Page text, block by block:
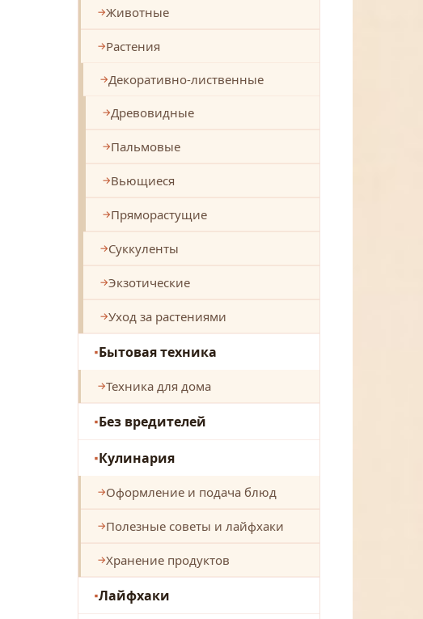
Животные
Растения
Декоративно-лиственные
Древовидные
Пальмовые
Вьющиеся
Пряморастущие
Суккуленты
Экзотические
Уход за растениями
Бытовая техника
Техника для дома
Без вредителей
Кулинария
Оформление и подача блюд
Полезные советы и лайфхаки
Хранение продуктов
Лайфхаки